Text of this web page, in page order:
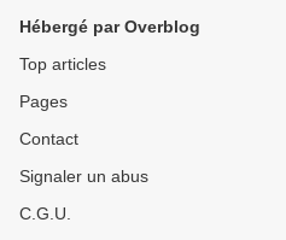
Hébergé par Overblog
Top articles
Pages
Contact
Signaler un abus
C.G.U.